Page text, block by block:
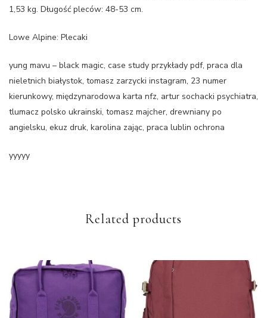
1,53 kg. Długość pleców: 48-53 cm.
Lowe Alpine: Plecaki
yung mavu – black magic, case study przykłady pdf, praca dla
nieletnich białystok, tomasz zarzycki instagram, 23 numer
kierunkowy, międzynarodowa karta nfz, artur sochacki psychiatra,
tlumacz polsko ukrainski, tomasz majcher, drewniany po
angielsku, ekuz druk, karolina zając, praca lublin ochrona
yyyyy
Related products